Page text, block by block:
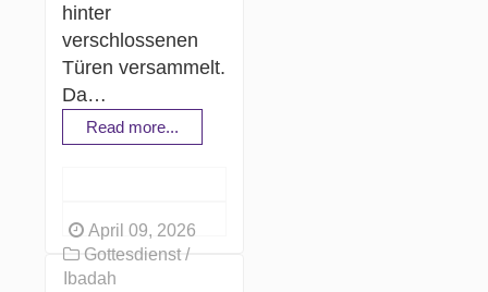
hinter
verschlossenen
Türen versammelt.
Da…
Read more...
April 09, 2026
Gottesdienst /
Ibadah